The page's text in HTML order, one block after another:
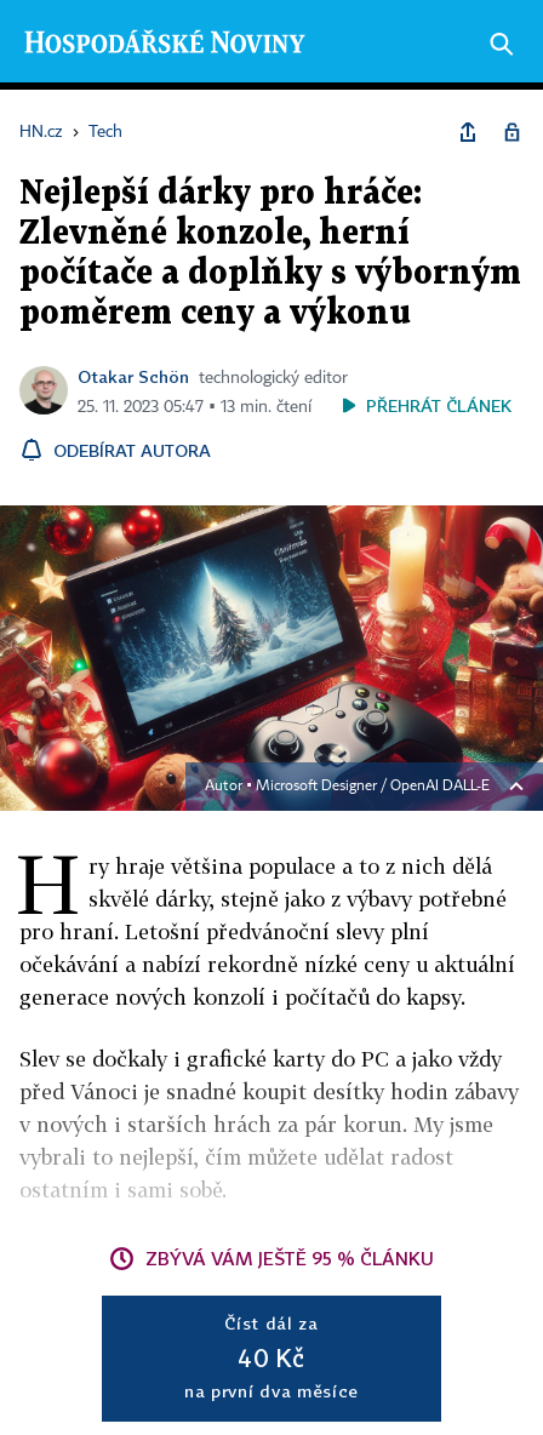
HN.cz › Tech
Nejlepší dárky pro hráče:
Zlevněné konzole, herní
počítače a doplňky s výborným
poměrem ceny a výkonu
Otakar Schön
technologický editor
25. 11. 2023 05:47 ▪ 13 min. čtení
PŘEHRÁT ČLÁNEK
ODEBÍRAT AUTORA
Autor ▪Microsoft Designer / OpenAI DALL-E
H ry hraje většina populace a to z nich dělá
skvělé dárky, stejně jako z výbavy potřebné
pro hraní. Letošní předvánoční slevy plní
očekávání a nabízí rekordně nízké ceny u aktuální
generace nových konzolí i počítačů do kapsy.
Slev se dočkaly i grafické karty do PC a jako vždy
před Vánoci je snadné koupit desítky hodin zábavy
v nových i starších hrách za pár korun. My jsme
vybrali to nejlepší, čím můžete udělat radost
ostatním i sami sobě.
ZBÝVÁ VÁM JEŠTĚ 95 % ČLÁNKU
Číst dál za
40 Kč
na první dva měsíce